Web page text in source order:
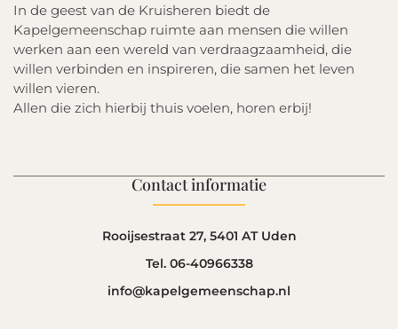
In de geest van de Kruisheren biedt de
Kapelgemeenschap ruimte aan mensen die willen
werken aan een wereld van verdraagzaamheid, die
willen verbinden en inspireren, die samen het leven
willen vieren.
Allen die zich hierbij thuis voelen, horen erbij!
Contact informatie
Rooijsestraat 27, 5401 AT Uden
Tel. 06-40966338
info@kapelgemeenschap.nl